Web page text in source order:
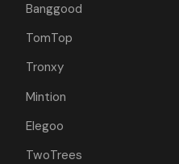
Banggood
TomTop
Tronxy
Mintion
Elegoo
TwoTrees